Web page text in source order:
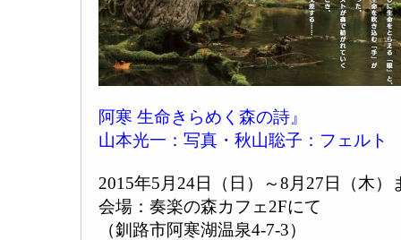
阿寒 生命きらめく森の詩』
山本光一：写真・秋山聡子：フェル
2015年5月24日（日）～8月27日（木）
会場：奏楽の森カフェ2Fにて
（釧路市阿寒湖温泉4-7-3）